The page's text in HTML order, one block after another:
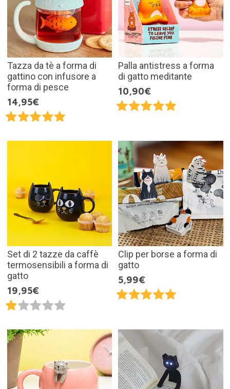
Tazza da tè a forma di
gattino con infusore a
forma di pesce
14,95€
Palla antistress a forma
di gatto meditante
10,90€
Set di 2 tazze da caffè
termosensibili a forma di
gatto
19,95€
Clip per borse a forma di
gatto
5,99€